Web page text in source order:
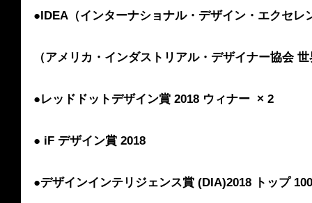
●IDEA（インターナショナル・デザイン・エクセレ
（アメリカ・インダストリアル・デザイナー協会
●レッドドットデザイン賞 2018 ウィナー  × 2
● iF デザイン賞 2018
●デザインインテリジェンス賞 (DIA)2018 トップ 100